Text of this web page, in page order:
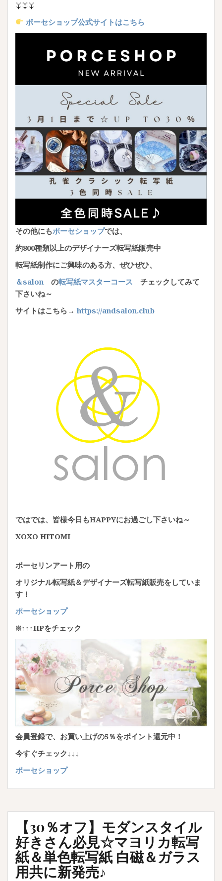
↓↓↓
ポーセショップ公式サイトはこちら
その他にもポーセショップでは、
約800種類以上のデザイナーズ転写紙販売中
転写紙制作にご興味のある方、ぜひぜひ、
＆salon の転写紙マスターコース チェックしてみて
下さいね～
サイトはこちら→https://andsalon.club
ではでは、皆様今日もHAPPYにお過ごし下さいね～
XOXO HITOMI
ポーセリンアート用の
オリジナル転写紙＆デザイナーズ転写紙販売をしていま
す！
ポーセショップ
※↑↑↑HPをチェック
会員登録で、お買い上げの5％をポイント還元中！
今すぐチェック↓↓↓
ポーセショップ
【30％オフ】モダンスタイル
好きさん必見☆マヨリカ転写
紙＆単色転写紙 白磁＆ガラス
用共に新発売♪